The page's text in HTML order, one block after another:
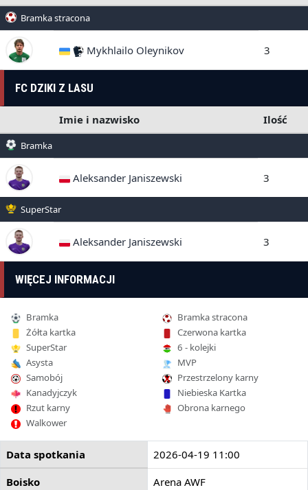
Bramka stracona
Mykhlailo Oleynikov 3
FC DZIKI Z LASU
Imie i nazwisko Ilość
Bramka
Aleksander Janiszewski 3
SuperStar
Aleksander Janiszewski 3
WIĘCEJ INFORMACJI
Bramka
Bramka stracona
Żółta kartka
Czerwona kartka
SuperStar
6 - kolejki
Asysta
MVP
Samobój
Przestrzelony karny
Kanadyjczyk
Niebieska Kartka
Rzut karny
Obrona karnego
Walkower
Data spotkania
2026-04-19 11:00
Boisko
Arena AWF